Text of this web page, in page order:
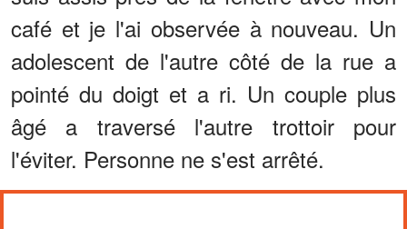
café et je l'ai observée à nouveau. Un
adolescent de l'autre côté de la rue a
pointé du doigt et a ri. Un couple plus
âgé a traversé l'autre trottoir pour
l'éviter. Personne ne s'est arrêté.